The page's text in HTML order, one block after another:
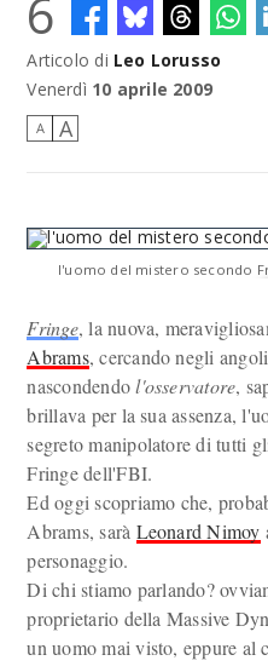
6
Articolo di Leo Lorusso
Venerdì 10 aprile 2009
A A
l'uomo del mistero secondo
Fringe, la nuova,
Abrams, cercando negli
nascondendol'osservatore,
brillava per la sua assenza,
segreto manipolatore di tutti
Fringe dell'FBI.
Ed oggi scopriamo che,
Abrams, sarà Leonard Nimoy
personaggio.
Di chi stiamo parlando?
proprietario della Massive
un uomo mai visto, eppure al